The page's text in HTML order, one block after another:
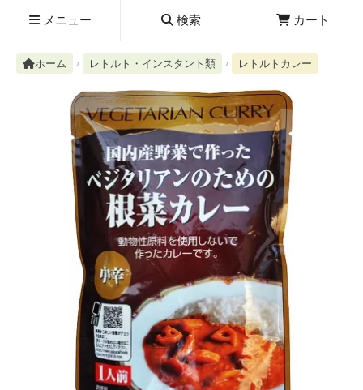
メニュー 検索 カート
検索履歴
絮ユ⑳�������障����
お知らせ レビューを読む
ホーム レトルト・インスタント類 レトルトカレー